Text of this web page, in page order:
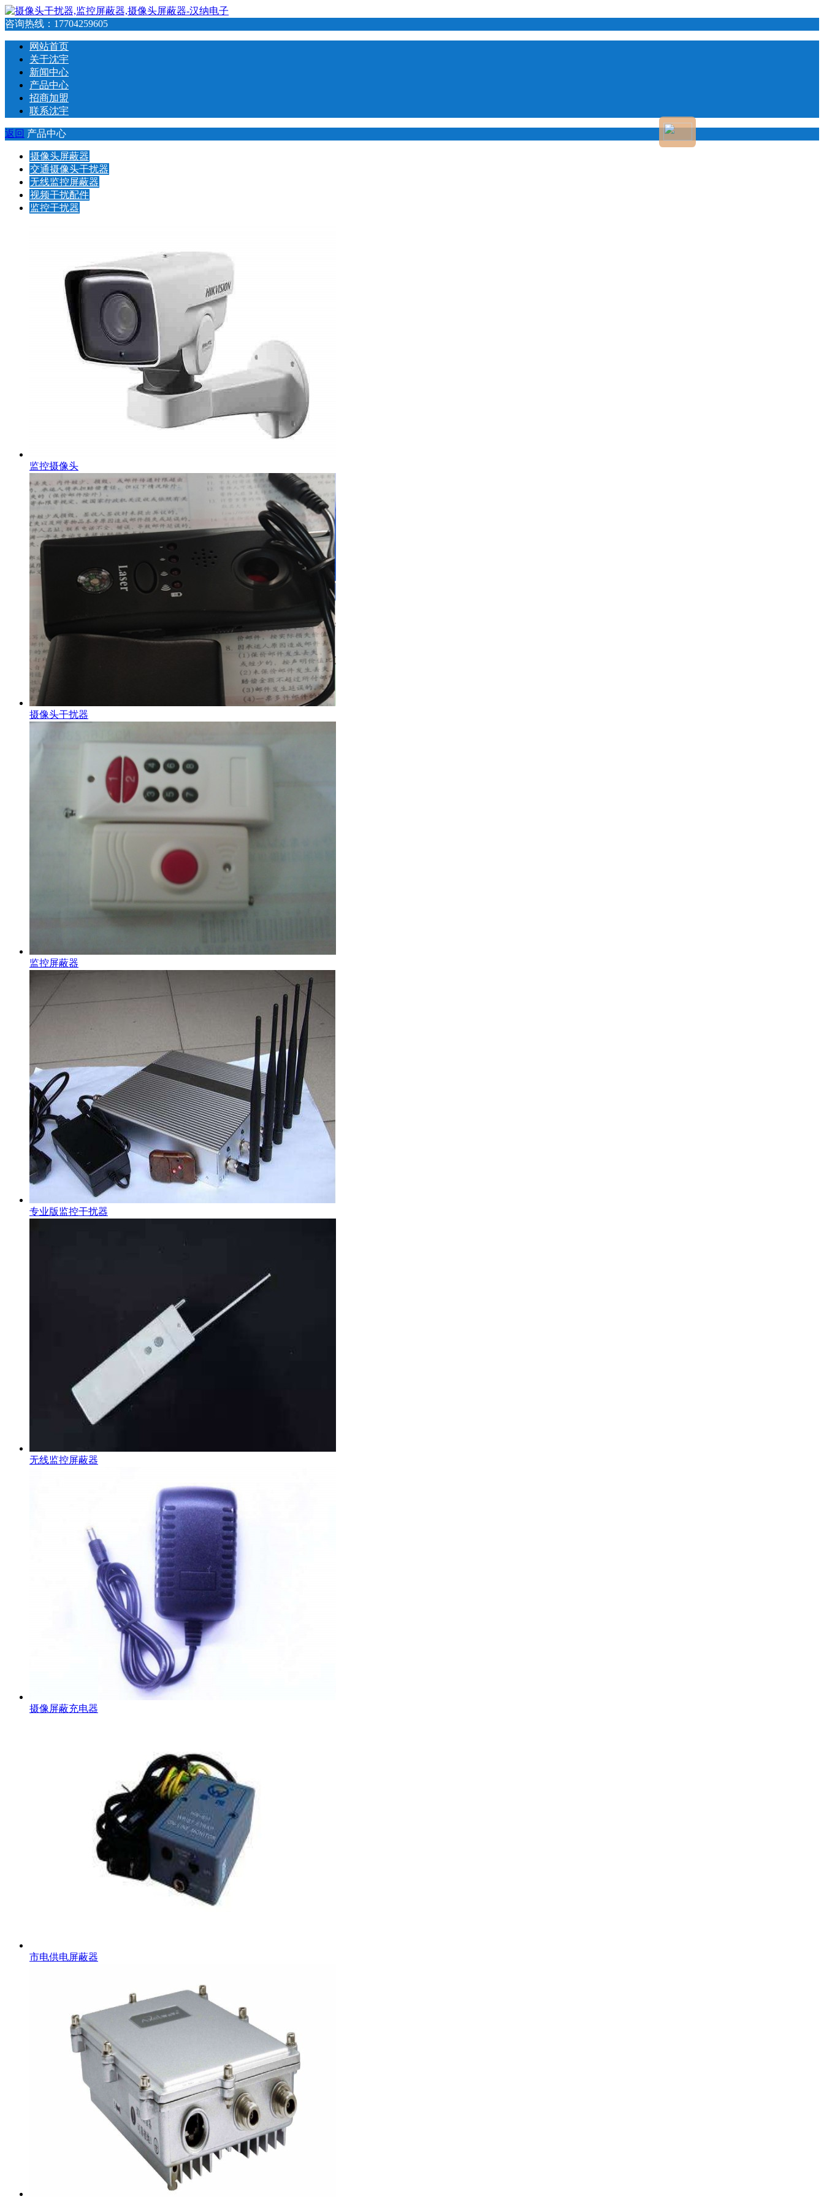
咨询热线： 17704259605
网站首页
关于沈宇
新闻中心
产品中心
招商加盟
联系沈宇
返回 产品中心
摄像头屏蔽器
交通摄像头干扰器
无线监控屏蔽器
视频干扰配件
监控干扰器
监控摄像头
摄像头干扰器
监控屏蔽器
专业版监控干扰器
无线监控屏蔽器
摄像屏蔽充电器
市电供电屏蔽器